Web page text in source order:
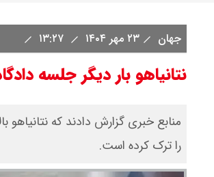
جهان ۲۳ مهر ۱۴۰۴
نتانیاهو بار دیگر جلسه
منابع خبری گزارش دادند که نتانیاهو
را ترک کرده است.